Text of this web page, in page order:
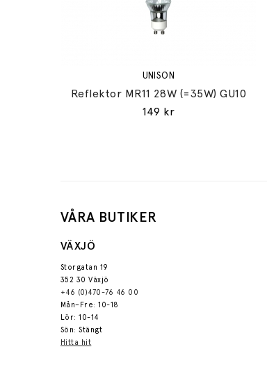
UNISON
Reflektor MR11 28W (=35W) GU10
149 kr
VÅRA BUTIKER
VÄXJÖ
Storgatan 19
352 30 Växjö
+46 (0)470-76 46 00
Mån–Fre: 10-18
Lör: 10-14
Sön: Stängt
Hitta hit